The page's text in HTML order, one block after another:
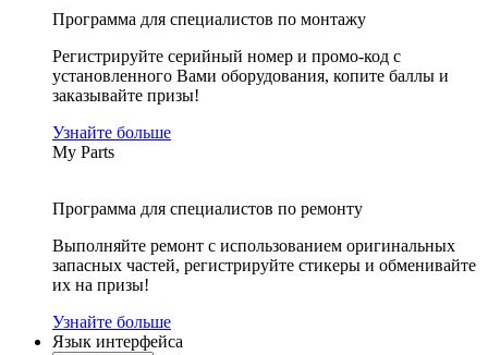
Программа для специалистов по монтажу
Регистрируйте серийный номер и промо-код с
установленного Вами оборудования, копите баллы и
заказывайте призы!
Узнайте больше
My Parts
Программа для специалистов по ремонту
Выполняйте ремонт с использованием оригинальных
запасных частей, регистрируйте стикеры и обменивайте
их на призы!
Узнайте больше
Язык интерфейса